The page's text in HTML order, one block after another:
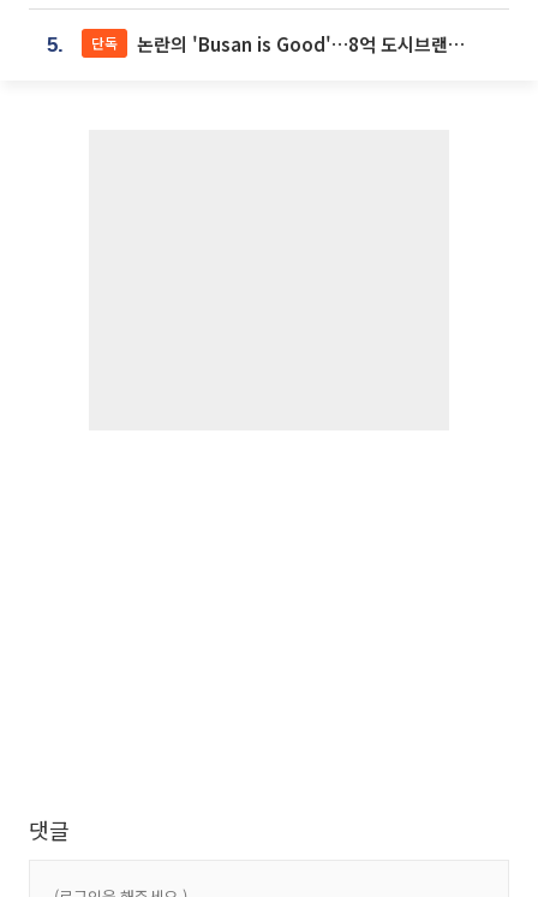
5. 단독 논란의 'Busan is Good'…8억 도시브랜드, 용산 대통령실 CI 업체가 수행
댓글